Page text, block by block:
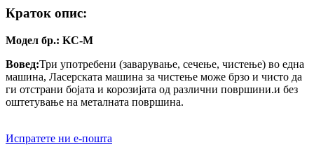
Краток опис:
Модел бр.: KC-M
Вовед:Три употребени (заварување, сечење, чистење) во една
машина, Ласерската машина за чистење може брзо и чисто да
ги отстрани бојата и корозијата од различни површини.и без
оштетување на металната површина.
Испратете ни е-пошта